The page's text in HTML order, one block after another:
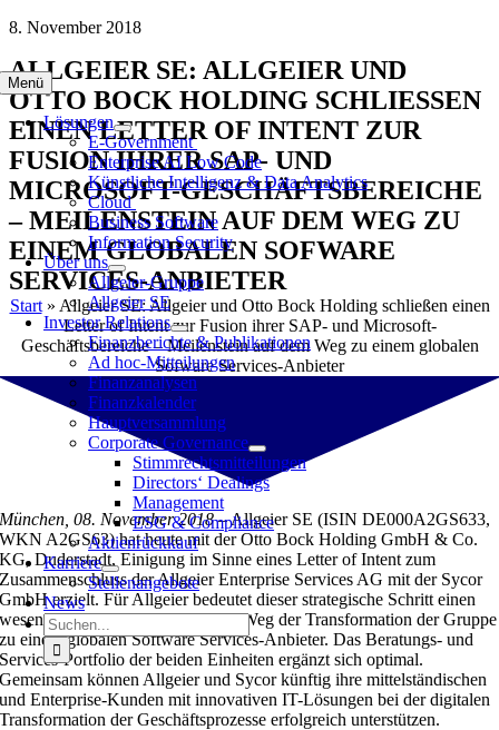
Zum
springen
Menü
Lösungen
E-Government
Enterprise AI Low Code
Künstliche Intelligenz & Data Analytics
Cloud
Business Software
Information Security
Über uns
Allgeier-Gruppe
Allgeier SE
Investor Relations
Finanzberichte & Publikationen
Ad hoc-Mitteilungen
Finanzanalysen
Finanzkalender
Hauptversammlung
Corporate Governance
Stimmrechtsmitteilungen
Directors‘ Dealings
Management
ESG & Compliance
Aktienrückkauf
Karriere
Stellenangebote
News
Suche
nach:
8. November 2018
ALLGEIER SE: ALLGEIER UND
OTTO BOCK HOLDING SCHLIESSEN E
INEN LETTER OF INTENT ZUR F
USION IHRER SAP- UND M
ICROSOFT-GESCHÄFTSBEREICHE –
MEILENSTEIN AUF DEM WEG ZU E
INEM GLOBALEN SOFWARE S
ERVICES-ANBIETER
Start» Allgeier SE: Allgeier und Otto Bock Holding schließen einen
Letter of Intent zur Fusion ihrer SAP- und Microsoft-
Geschäftsbereiche – Meilenstein auf dem Weg zu einem globalen
Sofware Services-Anbieter
München, 08. November 2018 –Allgeier SE (ISIN DE000A2GS633,
WKN A2GS63) hat heute mit der Otto Bock Holding GmbH & Co.
KG, Duderstadt, Einigung im Sinne eines Letter of Intent zum
Zusammenschluss der Allgeier Enterprise Services AG mit der Sycor
GmbH erzielt. Für Allgeier bedeutet dieser strategische Schritt einen
wesentlichen Meilenstein auf dem Weg der Transformation der Gruppe
zu einem globalen Software Services-Anbieter. Das Beratungs- und
Services-Portfolio der beiden Einheiten ergänzt sich optimal.
Gemeinsam können Allgeier und Sycor künftig ihre mittelständischen
und Enterprise-Kunden mit innovativen IT-Lösungen bei der digitalen
Transformation der Geschäftsprozesse erfolgreich unterstützen.